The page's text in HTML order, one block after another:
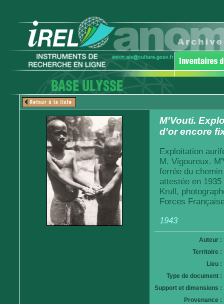
M'Vouti.
d'or encore
Exploitation
M. Vigoureux.
ferrée du
attestée en
Krull,
Forces
1943
Auteur :
Territoire :
Lieu :
Type de document :
Support et dimensions :
Provenance :